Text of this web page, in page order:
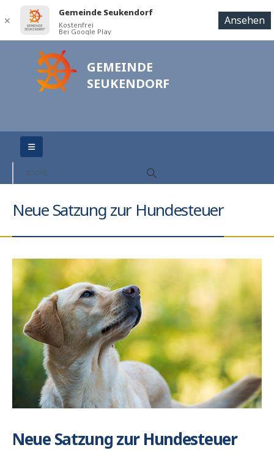
GEMEINDE
SEUKENDORF
Neue Satzung zur Hundesteuer
Neue Satzung zur Hundesteuer
✕
Gemeinde Seukendorf
Kostenfrei
Bei Google Play
Ansehen